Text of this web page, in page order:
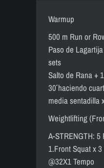
Warmup
500 m Run or
Paso de
sets
Salto de Rana +
30´´ haciendo
media sentadilla
Weightlifting
A-STRENGTH: 5
1.Front Squat x
@32X1 Tempo